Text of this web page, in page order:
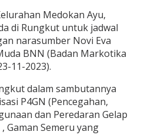
Medokan Ayu,
di Rungkut untuk jadwal
narasumber Novi Eva
BNN (Badan Markotika
11-2023).
dalam sambutannya
P4GN (Pencegahan,
dan Peredaran Gelap
Gaman Semeru yang